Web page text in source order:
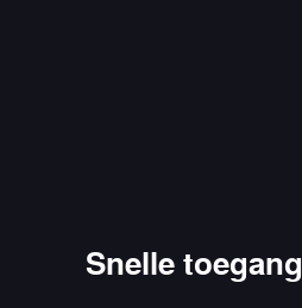
Snelle toegang